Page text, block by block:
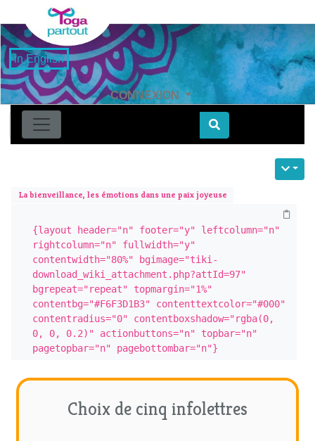
in English
CONNEXION
Find
La bienveillance, les émotions dans une paix joyeuse
{layout header="n" footer="y" leftcolumn="n"
rightcolumn="n" fullwidth="y"
contentwidth="80%" bgimage="tiki-
download_wiki_attachment.php?attId=97"
bgrepeat="repeat" topmargin="1%"
contentbg="#F6F3D1B3" contenttextcolor="#000"
contentradius="0" contentboxshadow="rgba(0,
0, 0, 0.2)" actionbuttons="n" topbar="n"
pagetopbar="n" pagebottombar="n"}
Choix de cinq infolettres